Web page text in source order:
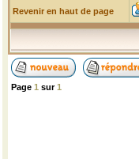
Revenir en haut de page
Page 1 sur1